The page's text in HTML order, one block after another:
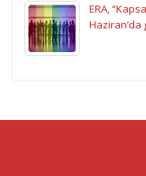
ERA,